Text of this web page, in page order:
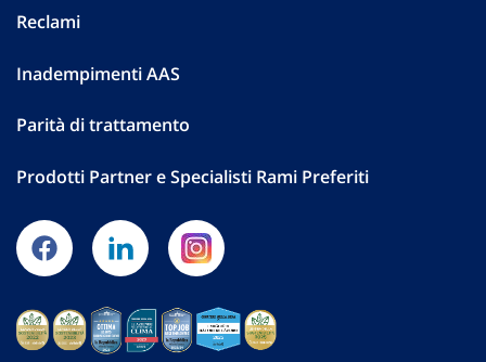
Reclami
Inadempimenti AAS
Parità di trattamento
Prodotti Partner e Specialisti Rami Preferiti